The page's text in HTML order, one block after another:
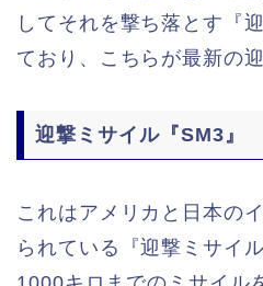
してそれを撃ち落とす『
ており、こちらが最新の
迎撃ミサイル『SM3』
これはアメリカと日本の
られている『迎撃ミサイ